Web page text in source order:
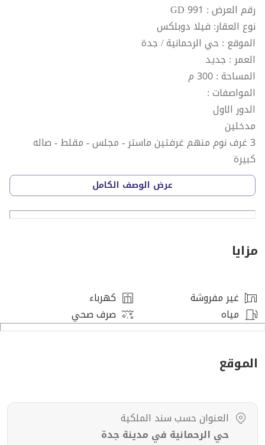
رقم العرض : GD 991
نوع العقار: فيلا دوبلكس
الموقع : حي الرحمانية / جدة
العمر : جديد
المساحة : 300 م
المواصفات :
الدور الاول
مدخلين
3 غرف نوم منهم غرفتين ماستر - مجلس - مقلط - صاله
كبيرة
مطبخ - 4 حمام
الملحق ؛
2 غرفه نوم - صاله - مطبخ - 2 حمام
رقم الترخيص : 7200983574
المطلوب : 1.200.000
عرض الوصف الكامل
مزايا
غير مفروشة
كهرباء
مياه
صرف صحي
الموقع
العنوان حسب سند الملكية
حي الرحمانية في مدينة جدة